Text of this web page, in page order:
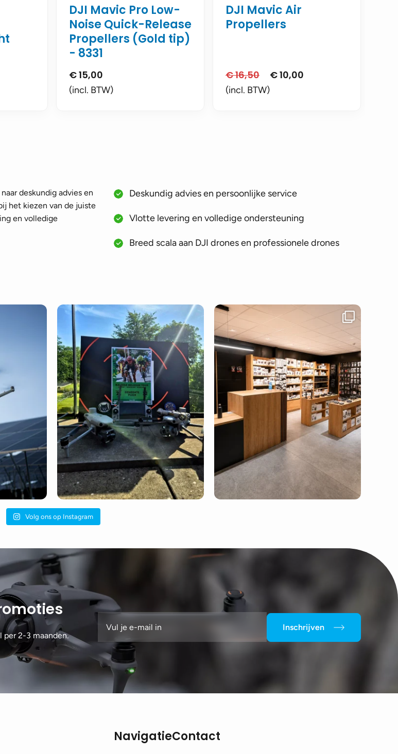
DJI Mavic Pro Low-
Noise Quick-Release
Propellers (Gold tip)
- 8331
€15,00
(incl. BTW)
DJI Mavic Air
Propellers
€16,50
Oorspronkelijke
prijs
€10,00
(incl. BTW)
deskundig advies en
het kiezen van de juiste
en volledige
Deskundig advies en persoonlijke service
Vlotte levering en volledige ondersteuning
Breed scala aan DJI drones en professionele drones
Volg ons op Instagram
per 2-3 maanden.
Inschrijven
NavigatieContact